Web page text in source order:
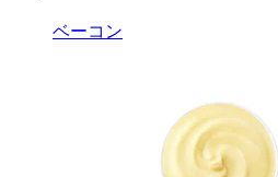
ベーコン